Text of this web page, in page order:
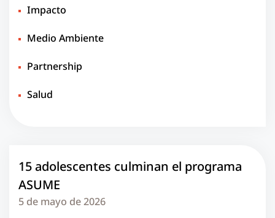
Impacto
Medio Ambiente
Partnership
Salud
15 adolescentes culminan el programa
ASUME
5 de mayo de 2026